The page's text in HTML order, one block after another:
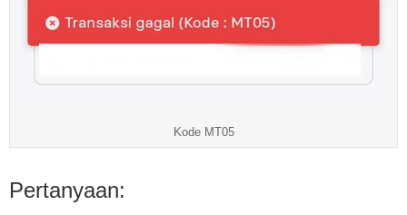
Kode MT05
Pertanyaan: